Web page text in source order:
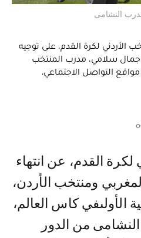
النشامى
لكرة القدم، على توجيه
سلامي، مدرب المنتخب
التواصل الاجتماعي.
ومنتخب الأردن،
الأولىفي كاس العالم،
من الدور